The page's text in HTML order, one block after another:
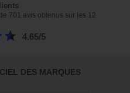
701 avis obtenus sur les 12
4.65/5
DES MARQUES